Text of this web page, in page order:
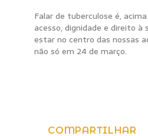
Falar de tuberculose é,
acesso, dignidade e direito à
estar no centro das nossas
não só em 24 de março.
COMPARTILHAR